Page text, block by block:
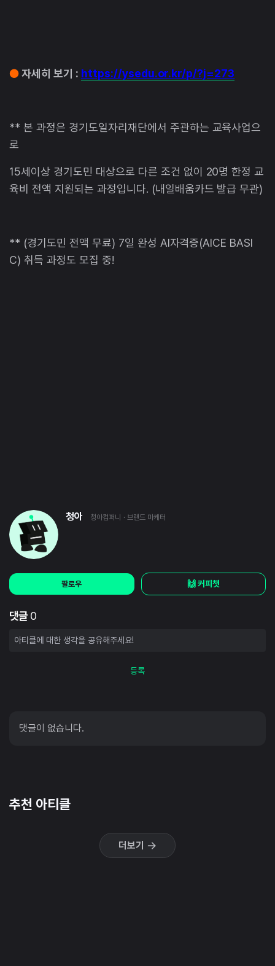
●자세히 보기 : https://ysedu.or.kr/p/?j=273
** 본 과정은 경기도일자리재단에서 주관하는 교육사업으
로
15세이상 경기도민 대상으로 다른 조건 없이 20명 한정 교
육비 전액 지원되는 과정입니다. (내일배움카드 발급 무관)
** (경기도민 전액 무료) 7일 완성 AI자격증(AICE BASI
C) 취득 과정도 모집 중!
청아 청아컴퍼니 · 브랜드 마케터
팔로우 🙌 커피챗
댓글 0
등록
댓글이 없습니다.
추천 아티클
더보기